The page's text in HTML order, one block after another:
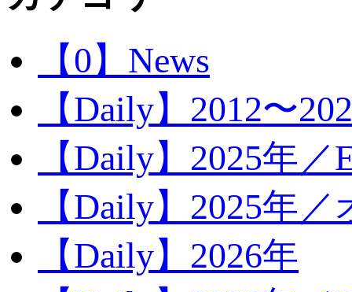
【0】News
【Daily】2012〜
【Daily】2025年／
【Daily】2025年
【Daily】2026年